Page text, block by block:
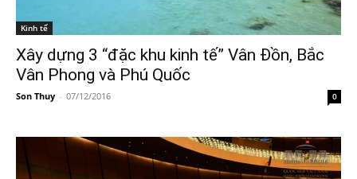
Kinh tế
Xây dựng 3 “đặc khu kinh tế” Vân Đồn, Bắc
Vân Phong và Phú Quốc
Son Thuy - 07/12/2016 0